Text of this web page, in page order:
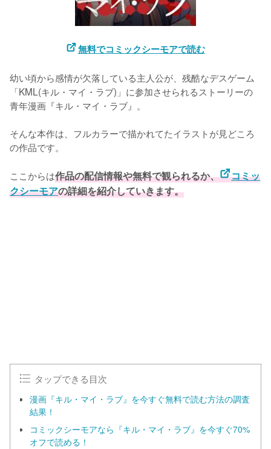
無料でコミックシーモアで読む
幼い頃から感情が欠落している主人公が、残酷なデスゲーム
「KML(キル・マイ・ラブ)」に参加させられるストーリーの
青年漫画『キル・マイ・ラブ』。
そんな本作は、フルカラーで描かれてたイラストが見どころ
の作品です。
ここからは作品の配信情報や無料で観られるか、
コミッ
クシーモアの詳細を紹介していきます。
タップできる目次
漫画『キル・マイ・ラブ』を今すぐ無料で読む方法の調査
結果！
コミックシーモアなら『キル・マイ・ラブ』を今すぐ70%
オフで読める！